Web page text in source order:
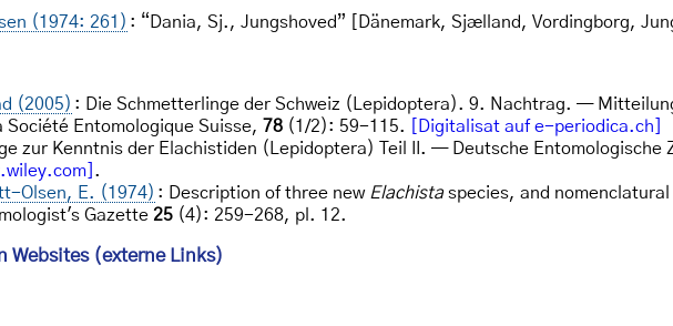
(1974: 261) : “Dania, Sj., Jungshoved” [Dänemark, Sjælland, Vordingborg,
(2005) : Die Schmetterlinge der Schweiz (Lepidoptera). 9. Nachtrag. —
Entomologique Suisse, 78 (1/2): 59-115.
[Digitalisat auf e-periodica.ch]
zur Kenntnis der Elachistiden (Lepidoptera) Teil II. — Deutsche Entomologische
.
Olsen, E. (1974) : Description of three new Elachistaspecies, and
Gazette 25 (4): 259-268, pl. 12.
Websites (externe Links)